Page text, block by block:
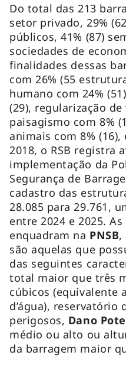
Do total das 213
setor privado, 29%
públicos, 41% (87)
sociedades de
finalidades dessas
com 26% (55
humano com 24%
(29), regularização de
paisagismo com 8%
animais com 8%
2018, o RSB registra
implementação da
Segurança de
cadastro das
28.085 para 29.761,
entre 2024 e 2025.
enquadram na PNSB,
são aquelas que
das seguintes
total maior que três
cúbicos (equivalente
d’água), reservatório
perigosos, Dano
médio ou alto ou
da barragem maior